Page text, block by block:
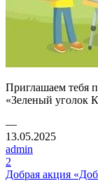
Приглашаем тебя
«Зеленый уголок
—
13.05.2025
admin
2
Добрая акция